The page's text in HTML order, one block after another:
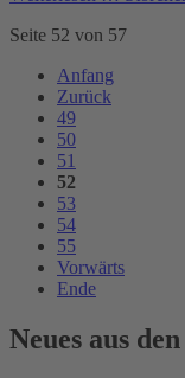
Seite 52 von 57
Anfang
Zurück
49
50
51
52
53
54
55
Vorwärts
Ende
Neues aus